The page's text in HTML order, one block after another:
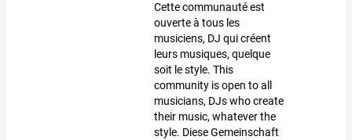
Cette communauté est
ouverte à tous les
musiciens, DJ qui créent
leurs musiques, quelque
soit le style. This
community is open to all
musicians, DJs who create
their music, whatever the
style. Diese Gemeinschaft